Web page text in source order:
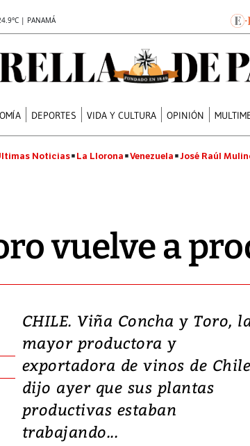
| PANAMÁ
DEPORTES VIDA Y CULTURA OPINIÓN
Noticias La Llorona Venezuela José Raúl
vuelve a
CHILE. Viña Concha y Toro,
mayor productora y
exportadora de vinos de
dijo ayer que sus plantas
productivas estaban
trabajando...
Video, Japón:
deja heridos y graves
daños en Kumamoto